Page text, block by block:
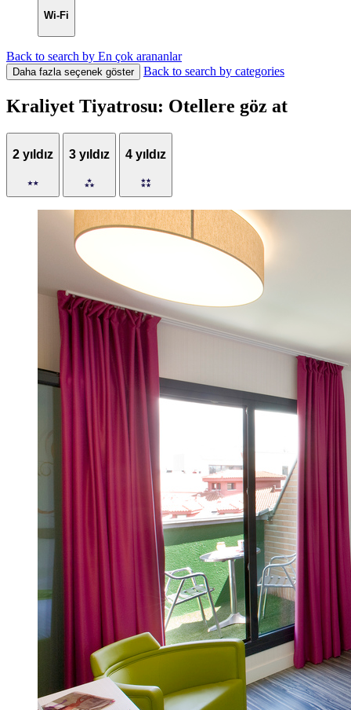
Wi-Fi
Back to search by En çok arananlar
Daha fazla seçenek göster Back to search by categories
Kraliyet Tiyatrosu: Otellere göz at
2 yıldız 3 yıldız 4 yıldız